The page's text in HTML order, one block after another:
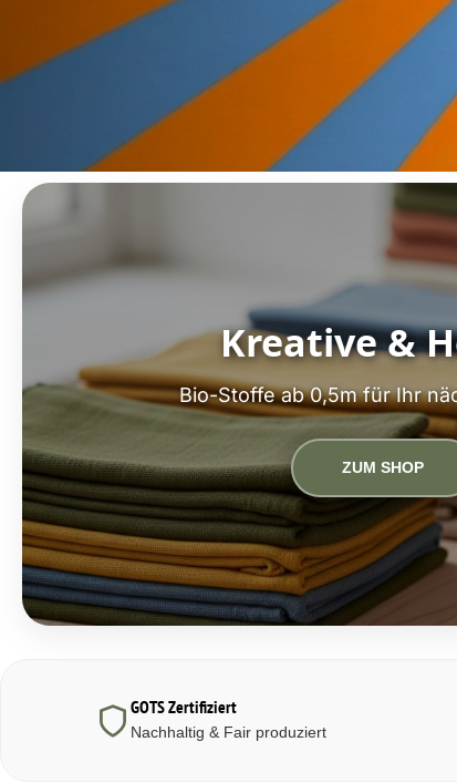
Kreative &
Bio-Stoffe ab 0,5m für Ihr
ZUM SHOP
GOTS Zertifiziert
Nachhaltig & Fair produziert